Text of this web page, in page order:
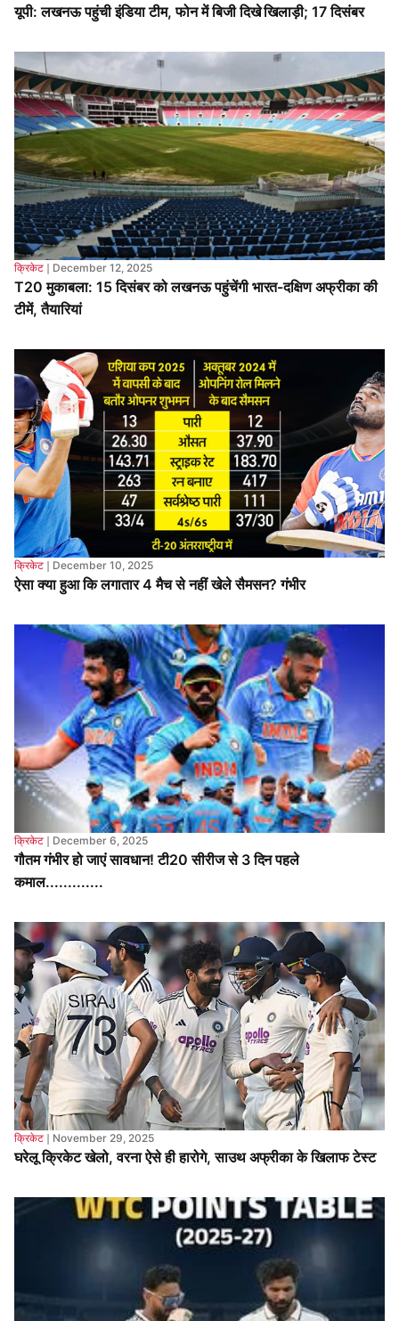
क्रिकेट❘December 12, 2025
T20 मुकाबला: 15 दिसंबर को लखनऊ पहुंचेंगी भारत-दक्षिण अफ्रीका की
टीमें, तैयारियां
क्रिकेट❘December 10, 2025
ऐसा क्या हुआ कि लगातार 4 मैच से नहीं खेले सैमसन? गंभीर
क्रिकेट❘December 6, 2025
गौतम गंभीर हो जाएं सावधान! टी20 सीरीज से 3 दिन पहले
कमाल.............
क्रिकेट❘November 29, 2025
घरेलू क्रिकेट खेलो, वरना ऐसे ही हारोगे, साउथ अफ्रीका के खिलाफ टेस्ट
November 26, 2025